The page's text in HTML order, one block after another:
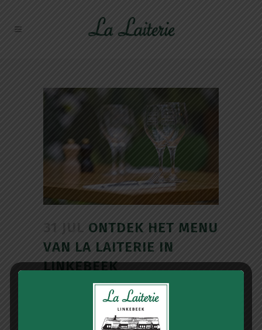
31 JUL ONTDEK HET MENU
VAN LA LAITERIE IN
LINKEBEEK
Geplaatst op 13:05hinla-laiterie
0 Likes
Gevestigd in een karaktervol pand ten zuiden